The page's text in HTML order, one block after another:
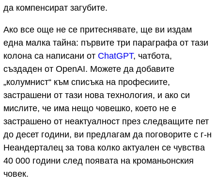
да компенсират загубите.
Ако все още не се притеснявате, ще ви издам
една малка тайна: първите три параграфа от тази
колона са написани от ChatGPT, чатбота,
създаден от OpenAI. Можете да добавите
„колумнист“ към списъка на професиите,
застрашени от тази нова технология, и ако си
мислите, че има нещо човешко, което не е
застрашено от неактуалност през следващите пет
до десет години, ви предлагам да поговорите с г-н
Неандерталец за това колко актуален се чувства
40 000 години след появата на кроманьонския
човек.